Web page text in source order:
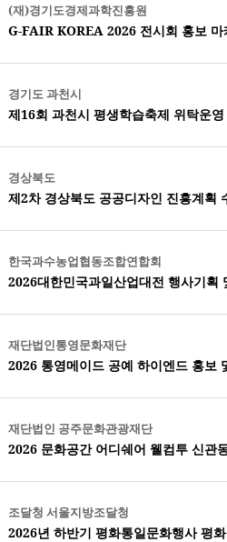
(재)경기도경제과학진흥원
G-FAIR KOREA 2026 전시회 홍보 마
경기도 과천시
제16회 과천시 평생학습축제 위탁운
경상북도
제2차 경상북도 공공디자인 진흥계획
한국과수농업협동조합연합회
2026대한민국과일산업대전 행사기획
재단법인통영문화재단
2026 통영메이드 공예 하이엔드 홍보
재단법인 공주문화관광재단
2026 문화공간 어디쉐어 웰컴투 신관
조달청 서울지방조달청
2026년 하반기 평화통일문화행사 평